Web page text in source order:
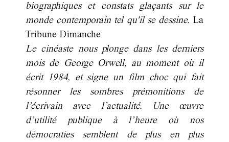
biographiques et constats glaçants sur le
monde contemporain tel qu'il se dessine. La
Tribune Dimanche
Le cinéaste nous plonge dans les derniers
mois de George Orwell, au moment où il
écrit 1984, et signe un film choc qui fait
résonner les sombres prémonitions de
l’écrivain avec l’actualité. Une œuvre
d’utilité publique à l’heure où nos
démocraties semblent de plus en plus